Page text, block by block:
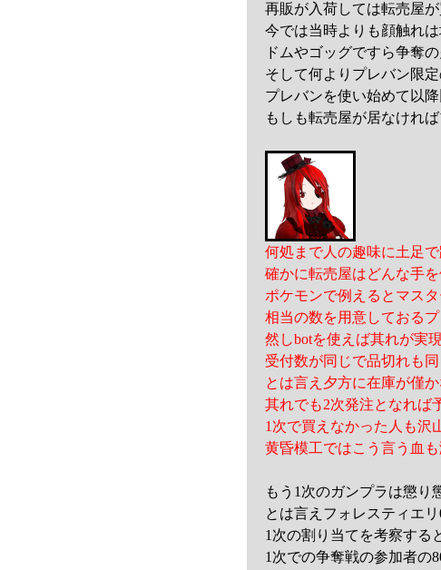
再販が入荷しては転売屋
今では当時よりも顔触れ
ドムやゴッグですら争奪
そして何よりプレバン限
プレバンを使い始めて以
もしも転売屋が居なけれ
何処まで人の趣味に土足
確かに転売屋はどんな手
ポケモンで例えるとマス
相当の数を用意しておる
然しbotを使えば其れが実
受付数が同じで品切れも
とは言え夕方に在庫が僅
其れでも2次発注となれば
1次で買えなかった人も沢
黄昏模工ではこう言う血
もう1次のガンプラは懲り
とは言えフォレスティエ
1次の割り当てを考察する
1次での争奪戦の参加者の